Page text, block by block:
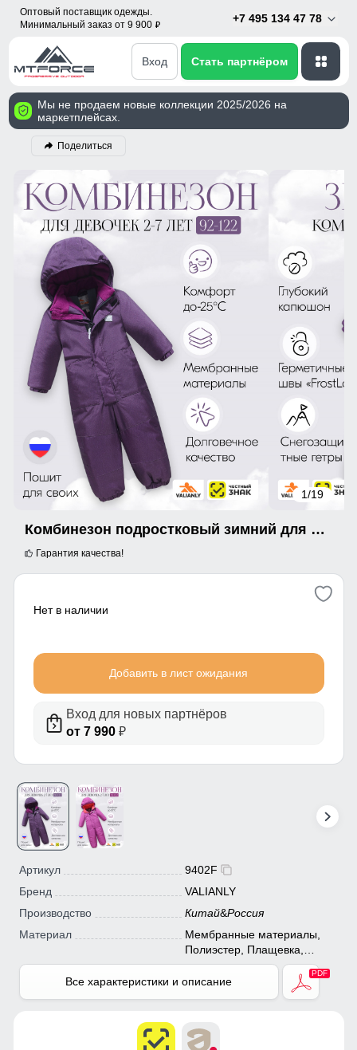
Оптовый поставщик одежды.
Минимальный заказ от 9 900 p
+7 495 134 47 78
Вход Стать партнёром
Мы не продаем новые коллекции 2025/2026 на
маркетплейсах.
Поделиться
1/19
Комбинезон подростковый зимний для девочки фиолетового цвета 9402F
Гарантия качества!
Нет в наличии
Добавить в лист ожидания
Вход для новых партнёров
от 7 990₽
Артикул
9402F
Бренд
VALIANLY
Производство
Китай&Россия
Материал
Мембранные материалы,
Полиэстер, Плащевка,
Тефлон
Все характеристики и описание